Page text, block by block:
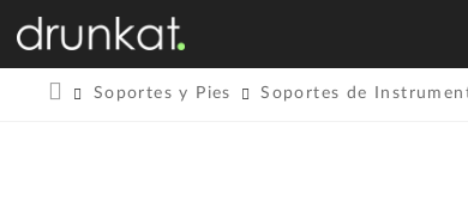
Soportes y Pies Soportes de